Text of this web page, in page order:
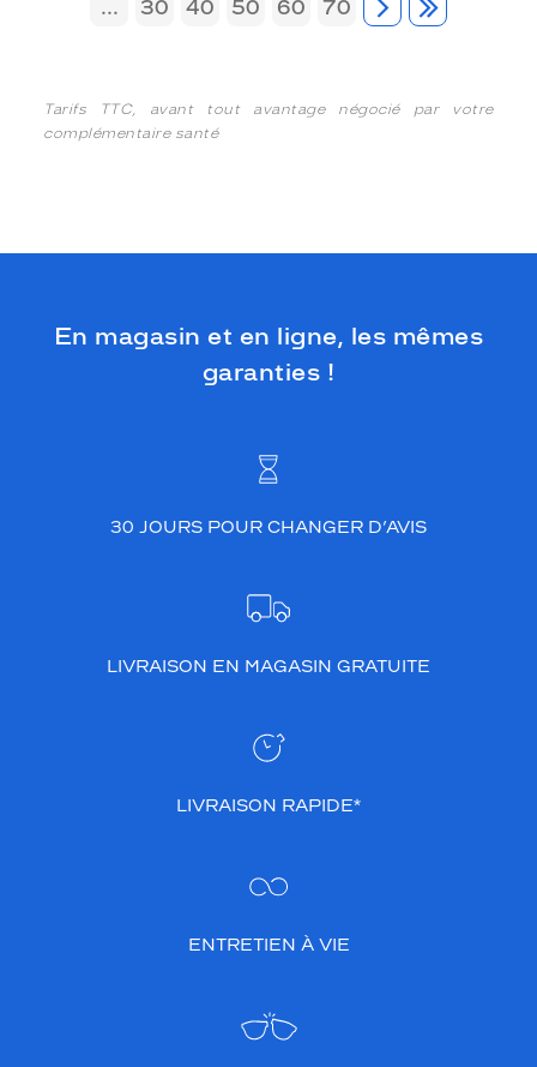
...
30 40 50 60 70
Tarifs TTC, avant tout avantage négocié par votre
complémentaire santé
En magasin et en ligne, les mêmes
garanties !
30 JOURS POUR CHANGER D’AVIS
LIVRAISON EN MAGASIN GRATUITE
LIVRAISON RAPIDE*
ENTRETIEN À VIE